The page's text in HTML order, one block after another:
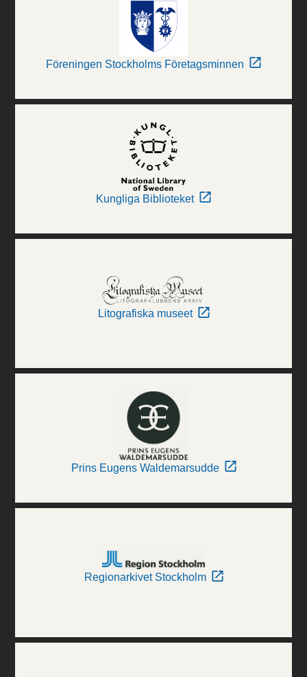
Föreningen Stockholms Företagsminnen
Kungliga Biblioteket
Litografiska museet
Prins Eugens Waldemarsudde
Regionarkivet Stockholm